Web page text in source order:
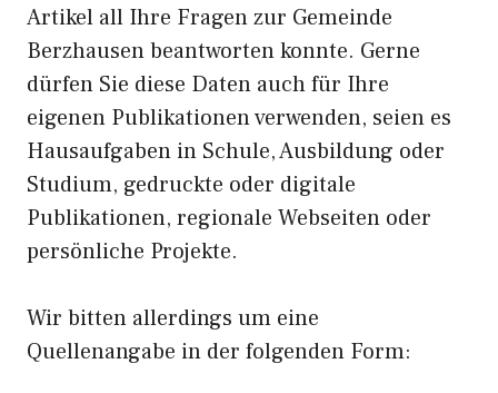
Artikel all Ihre Fragen zur Gemeinde
Berzhausen beantworten konnte. Gerne
dürfen Sie diese Daten auch für Ihre
eigenen Publikationen verwenden, seien es
Hausaufgaben in Schule, Ausbildung oder
Studium, gedruckte oder digitale
Publikationen, regionale Webseiten oder
persönliche Projekte.
Wir bitten allerdings um eine
Quellenangabe in der folgenden Form: